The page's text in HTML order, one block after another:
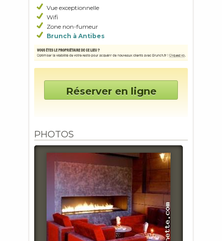
Vue exceptionnelle
Wifi
Zone non-fumeur
Brunch à Antibes
Réserver en ligne
PHOTOS